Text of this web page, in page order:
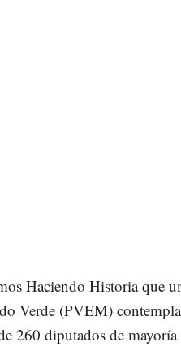
Haciendo Historia que
Verde (PVEM)
260 diputados de mayoría